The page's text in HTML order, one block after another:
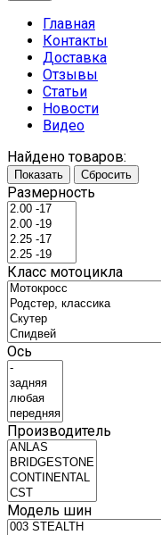
Главная
Контакты
Доставка
Отзывы
Статьи
Новости
Видео
Найдено товаров:
Показать Сбросить
Размерность
Класс мотоцикла
Ось
Производитель
Модель шин